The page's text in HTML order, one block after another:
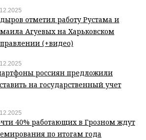
отметил работу Рустама и
Агуевых на Харьковском
(+видео)
россиян предложили
на государственный учет
40% работающих в Грозном ждут
по итогам года